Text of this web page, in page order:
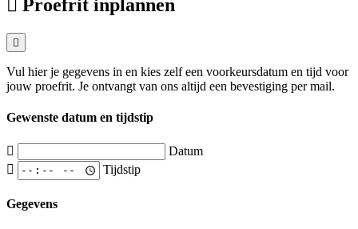
Proefrit inplannen
Vul hier je gegevens in en kies zelf een voorkeursdatum en tijd voor
jouw proefrit. Je ontvangt van ons altijd een bevestiging per mail.
Gewenste datum en tijdstip
Datum
Tijdstip
Gegevens